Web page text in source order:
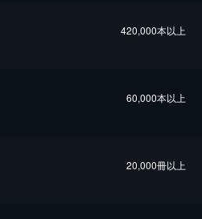
420,000本以上
60,000本以上
20,000冊以上